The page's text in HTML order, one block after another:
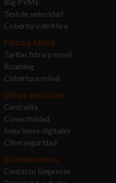
Test de velocidad
Cobertura de fibra
Fibra y Móvil
Tarifas fibra y móvil
Roaming
Cobertura móvil
Otros servicios
Centralita
Conectividad
Soluciones digitales
Ciberseguridad
Contáctanos
Contacto Empresas